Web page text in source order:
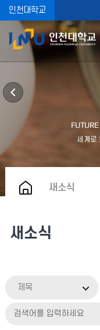
인천대학교
새소식
새소식
제목